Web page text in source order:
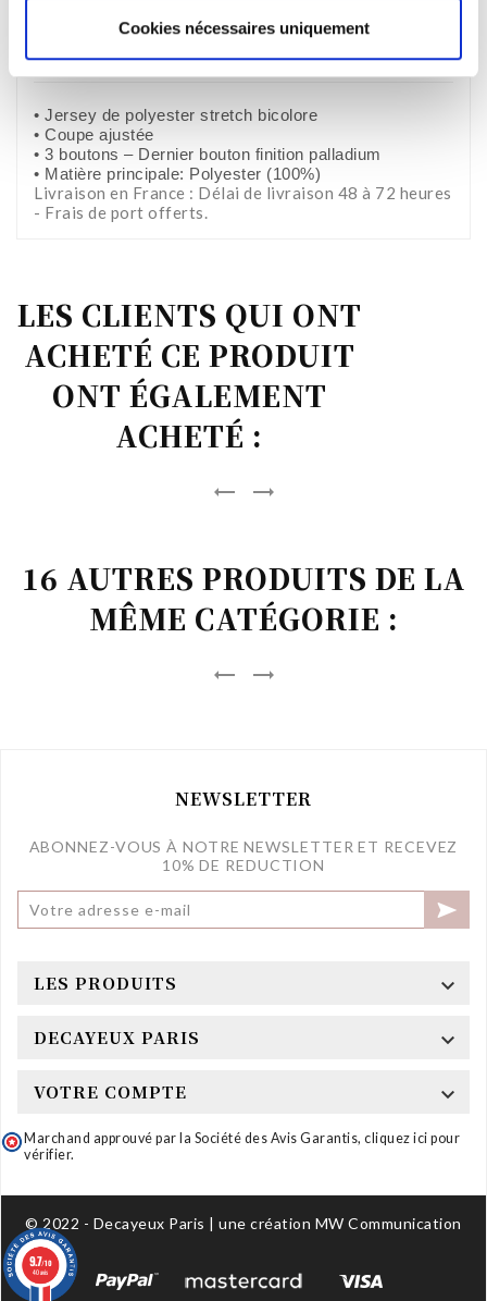
Cookies nécessaires uniquement
Description
détails du produit
• Jersey de polyester stretch bicolore
• Coupe ajustée
• 3 boutons – Dernier bouton finition palladium
• Matière principale: Polyester (100%)
Livraison en France : Délai de livraison 48 à 72 heures
- Frais de port offerts.
LES CLIENTS QUI ONT
ACHETÉ CE PRODUIT
ONT ÉGALEMENT
ACHETÉ :
 
16 AUTRES PRODUITS DE LA
MÊME CATÉGORIE :
 
NEWSLETTER
ABONNEZ-VOUS À NOTRE NEWSLETTER ET RECEVEZ
10% DE REDUCTION

LES PRODUITS 
DECAYEUX PARIS 
VOTRE COMPTE 
Marchand approuvé par la Société des Avis Garantis, cliquez ici pour
vérifier.
© 2022 - Decayeux Paris | une création MW Communication
9.7/10
40 avis